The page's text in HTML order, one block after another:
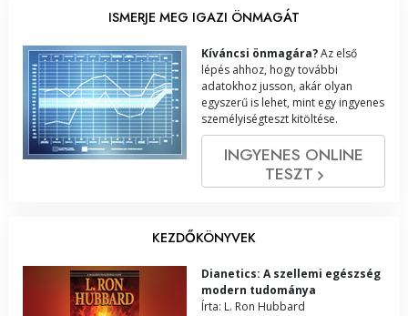
ISMERJE MEG IGAZI ÖNMAGÁT
Kíváncsi önmagára?Az első
lépés ahhoz, hogy további
adatokhoz jusson, akár olyan
egyszerű is lehet, mint egy ingyenes
személyiségteszt kitöltése.
INGYENES ONLINE
TESZT
KEZDŐKÖNYVEK
Dianetics: A szellemi egészség
modern tudománya
Írta: L. Ron Hubbard